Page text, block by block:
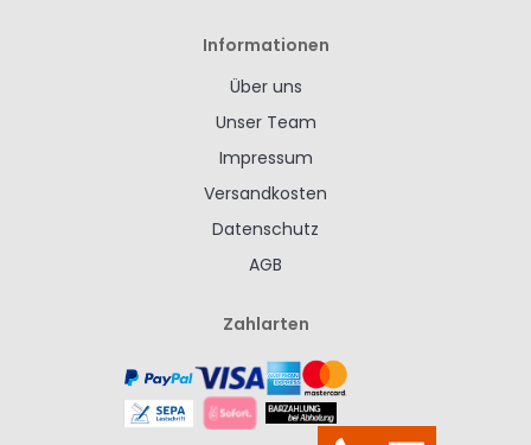
Informationen
Über uns
Unser Team
Impressum
Versandkosten
Datenschutz
AGB
Zahlarten